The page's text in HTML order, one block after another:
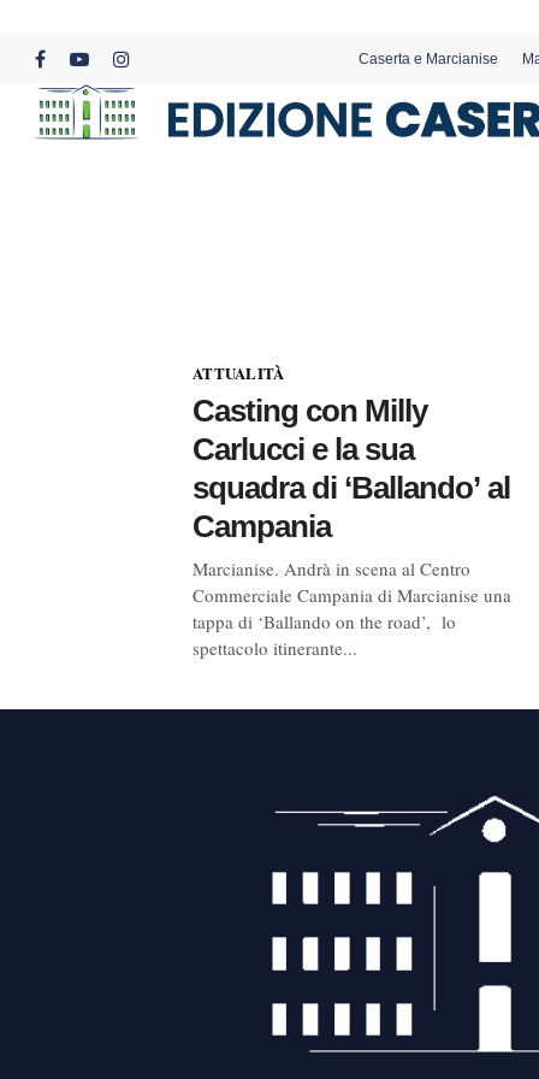
content
facebookyoutubeinstagram
Caserta e Marcianise
ATTUALITÀ
Casting con Milly
Carlucci e la sua
squadra di ‘Ballando’ al
Campania
Marcianise. Andrà in scena al Centro
Commerciale Campania di Marcianise una
tappa di ‘Ballando on the road’, lo
spettacolo itinerante...